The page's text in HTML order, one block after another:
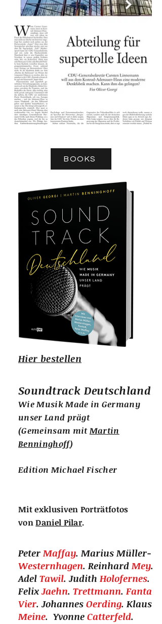
BOOKS
Soundtrack Deutschland
Wie Musik Made in Germany
unser Land prägt
(Gemeinsam mitMartin
Benninghoff)
Edition Michael Fischer
Mit exklusiven Porträtfotos
vonDaniel Pilar.
Hier bestellen
Peter Maffay. Marius Müller-
Westernhagen. Reinhard Mey.
Adel Tawil. Judith Holofernes.
Felix Jaehn. Trettmann. Fanta
Vier. Johannes Oerding. Klaus
Meine. Yvonne Catterfeld.